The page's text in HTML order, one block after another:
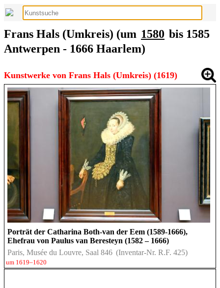
Frans Hals (Umkreis) (um 1580 bis 1585
Antwerpen - 1666 Haarlem)
Kunstwerke von Frans Hals (Umkreis) (1619)
Porträt der Catharina Both-van der Eem (1589-1666),
Ehefrau von Paulus van Beresteyn (1582 – 1666)
Paris, Musée du Louvre, Saal 846 (Inventar-Nr. R.F. 425)
um 1619–1620